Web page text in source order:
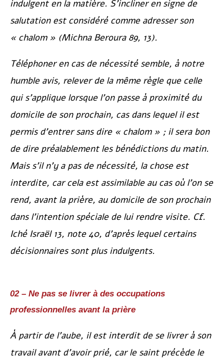
indulgent en la matière. S’incliner en signe de
salutation est considéré comme adresser son
« chalom » (Michna Beroura89, 13).
Téléphoner en cas de nécessité semble, à notre
humble avis, relever de la même règle que celle
qui s’applique lorsque l’on passe à proximité du
domicile de son prochain, cas dans lequel il est
permis d’entrer sans dire « chalom » ; il sera bon
de dire préalablement les bénédictions du matin.
Mais s’il n’y a pas de nécessité, la chose est
interdite, car cela est assimilable au cas où l’on se
rend, avant la prière, au domicile de son prochain
dans l’intention spéciale de lui rendre visite. Cf.
Iché Israël13, note 40, d’après lequel certains
décisionnaires sont plus indulgents.
02 – Ne pas se livrer à des occupations
professionnelles avant la prière
À partir de l’aube, il est interdit de se livrer à son
travail avant d’avoir prié, car le saint précède le